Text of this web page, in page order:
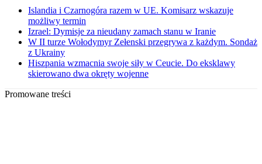
Islandia i Czarnogóra razem w UE. Komisarz wskazuje
możliwy termin
Izrael: Dymisje za nieudany zamach stanu w Iranie
W II turze Wołodymyr Zełenski przegrywa z każdym. Sondaż
z Ukrainy
Hiszpania wzmacnia swoje siły w Ceucie. Do eksklawy
skierowano dwa okręty wojenne
Promowane treści